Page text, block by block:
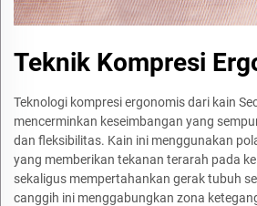
Teknik Kompresi
Teknologi kompresi ergonomis dari kain
mencerminkan keseimbangan yang
dan fleksibilitas. Kain ini menggunakan
yang memberikan tekanan terarah pada
sekaligus mempertahankan gerak tubuh
canggih ini menggabungkan zona